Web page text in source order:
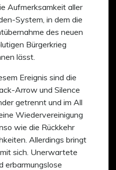
Aufmerksamkeit aller
System, in dem die
des neuen
Bürgerkrieg
lässt.
Ereignis sind die
Arrow und Silence
getrennt und im All
Wiedervereinigung
wie die Rückkehr
Allerdings bringt
sich. Unerwartete
erbarmungslose